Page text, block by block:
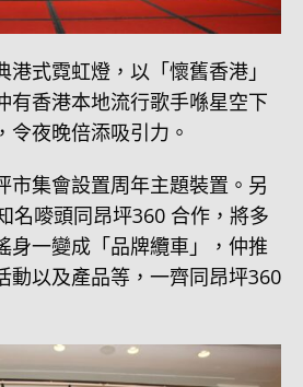
式霓虹燈，以「懷舊香港」
有香港本地流行歌手喺星空下
令夜晚倍添吸引力。
市集會設置周年主題裝置。另
名嘜頭同昂坪360 合作，將多
身一變成「品牌纜車」，仲推
動以及產品等，一齊同昂坪360